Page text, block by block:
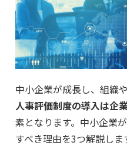
中小企業が成長し、組織
人事評価制度の導入は企
素となります。中小企業
すべき理由を3つ解説しま